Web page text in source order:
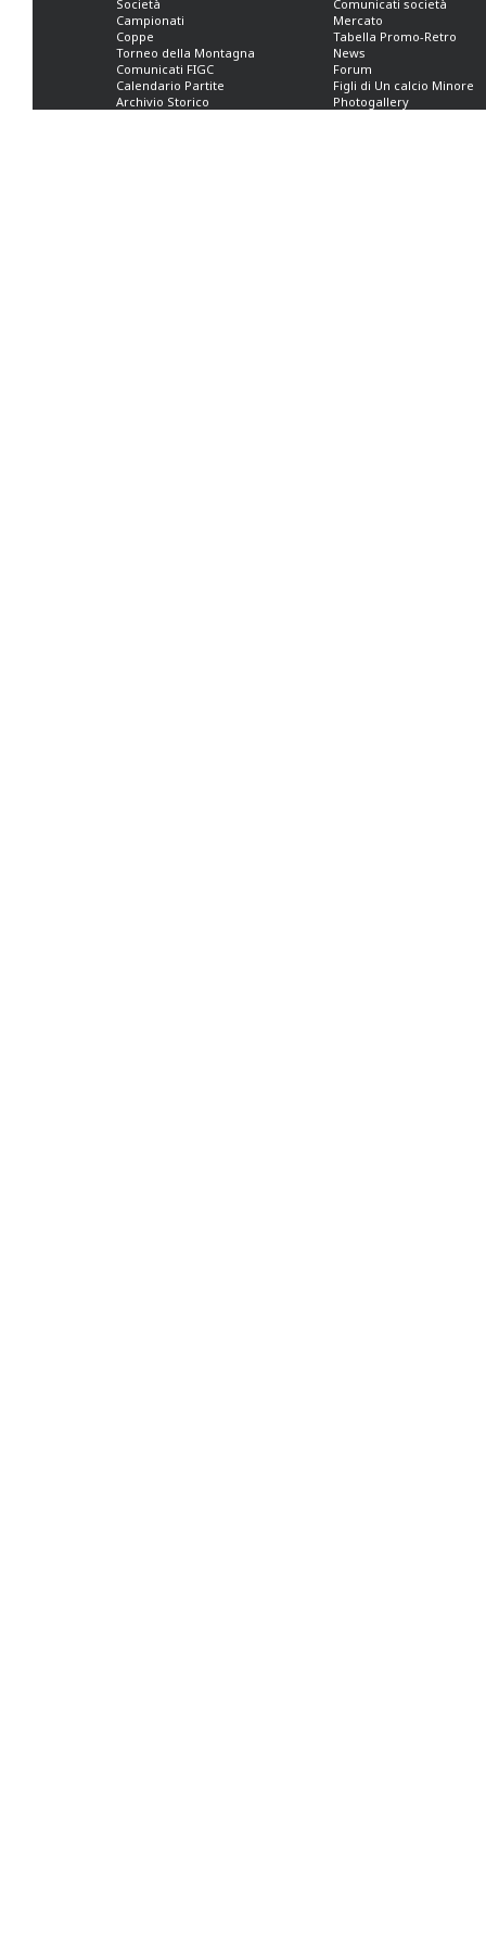
Società
Campionati
Coppe
Torneo della Montagna
Comunicati FIGC
Calendario Partite
Archivio Storico
Comunicati società
Mercato
Tabella Promo-Retro
News
Forum
Figli di Un calcio Minore
Photogallery